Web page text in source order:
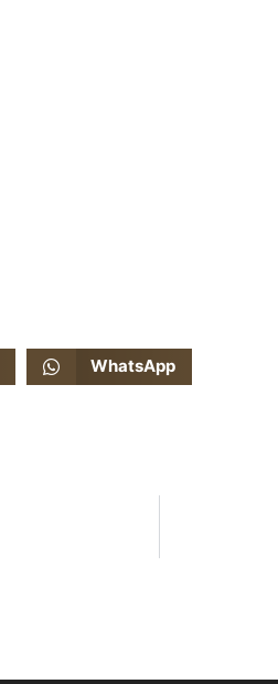
WhatsApp